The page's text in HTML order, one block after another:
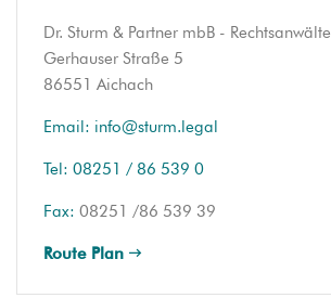
Dr. Sturm & Partner mbB - Rechtsanwälte
Gerhauser Straße 5
86551 Aichach
Email: info@sturm.legal
Tel: 08251 / 86 539 0
Fax: 08251 /86 539 39
Route Plan